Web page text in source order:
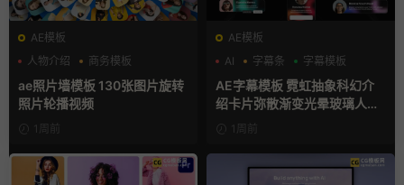
AE模板
人物介绍
商务模板
幻灯片
ae照片墙模板 130张图片旋转
照片轮播视频
1周前
AE模板
AI
字幕条 字幕模板
AE字幕模板 霓虹抽象科幻介
绍卡片弥散渐变光晕玻璃人名
1周前